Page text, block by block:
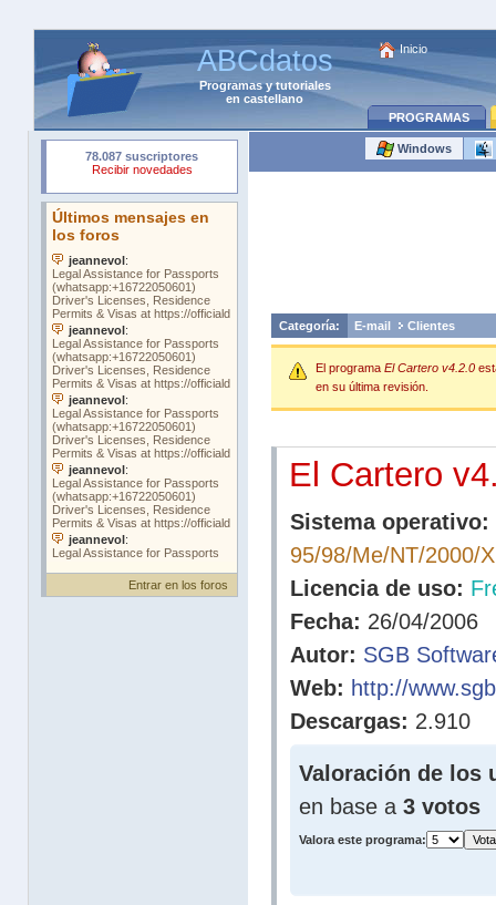
ABCdatos
Programasytutoriales
en castellano
Inicio
PROGRAMAS
Entrar en los foros
Windows
Categoría: E-mail Clientes
El programa El Cartero v4.2.0
en su última revisión.
El Cartero
Sistema operativo:
95/98/Me/NT/2000/
Licencia de uso:
Fecha: 26/04/2006
Autor: SGB
Web: http://
Descargas: 2.910
Valoración de los
en base a 3 votos
Valora este programa: